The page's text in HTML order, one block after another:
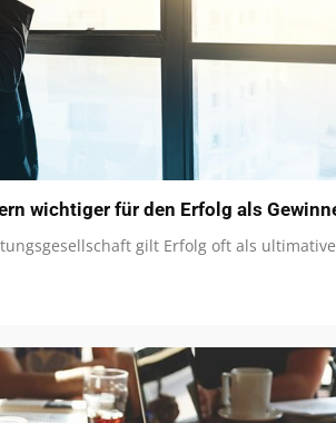
wichtiger für den Erfolg als
gilt Erfolg oft als